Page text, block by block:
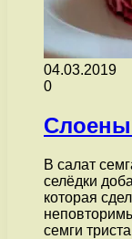
04.03.2019
0
В салат
селёдки
которая
семги